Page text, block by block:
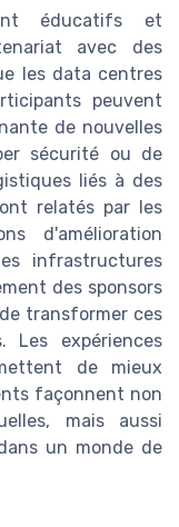
éducatifs et
avec des
les data centres
peuvent
de nouvelles
sécurité ou de
liés à des
relatés par les
d'amélioration
infrastructures
des sponsors
transformer ces
Les expériences
de mieux
façonnent non
mais aussi
un monde de